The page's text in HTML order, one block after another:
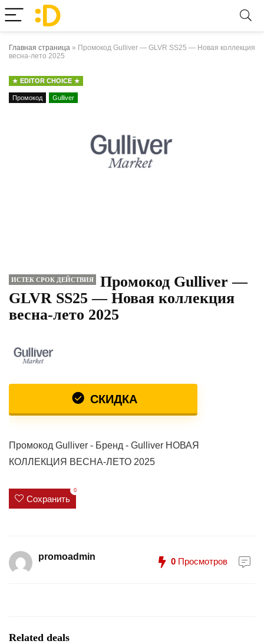
Главная страница » Промокод Gulliver — GLVR SS25 — Новая коллекция
весна-лето 2025
EDITOR CHOICE
Промокод Gulliver
ИСТЕК СРОК ДЕЙСТВИЯ
Промокод Gulliver —
GLVR SS25 — Новая коллекция
весна-лето 2025
СКИДКА
Промокод Gulliver - Бренд - Gulliver НОВАЯ
КОЛЛЕКЦИЯ ВЕСНА-ЛЕТО 2025
Сохранить
0
promoadmin 0 Просмотров
Related deals